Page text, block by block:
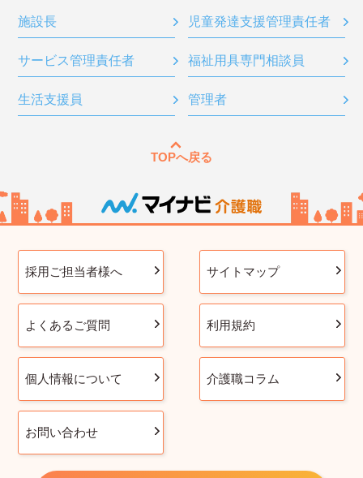
施設長 児童発達支援管理責任者
サービス管理責任者 福祉用具専門相談員
生活支援員 管理者
TOPへ戻る
採用ご担当者様へ サイトマップ
よくあるご質問 利用規約
個人情報について 介護職コラム
お問い合わせ